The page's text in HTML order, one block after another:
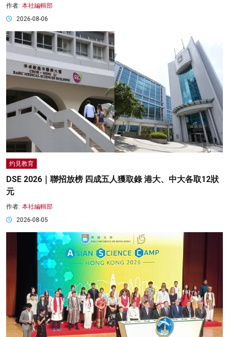
作者: 本社編輯部
2026-08-06
灼見教育
DSE 2026｜聯招放榜 四成五人獲取錄 港大、中大各取12狀
元
作者: 本社編輯部
2026-08-05